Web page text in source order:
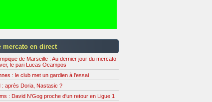
mercato en direct
de Marseille : Au dernier jour du mercato
le pari Lucas Ocampos
: le club met un gardien à l'essai
: après Doria, Nastasic ?
: David N'Gog proche d'un retour en Ligue 1